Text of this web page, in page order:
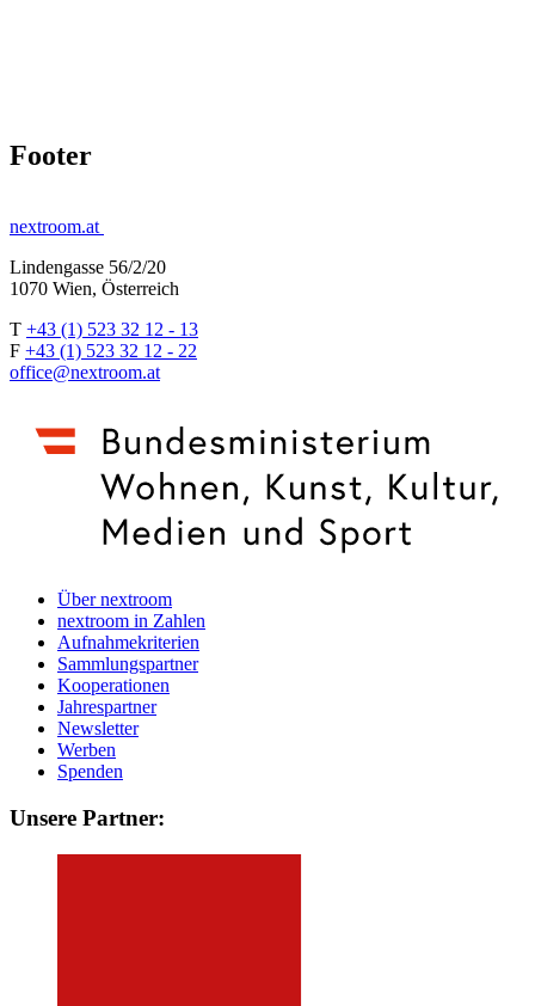
Footer
nextroom.at
Lindengasse 56/2/20
1070 Wien, Österreich
T +43 (1) 523 32 12 - 13
F +43 (1) 523 32 12 - 22
office@nextroom.at
Über nextroom
nextroom in Zahlen
Aufnahmekriterien
Sammlungspartner
Kooperationen
Jahrespartner
Newsletter
Werben
Spenden
Unsere Partner: